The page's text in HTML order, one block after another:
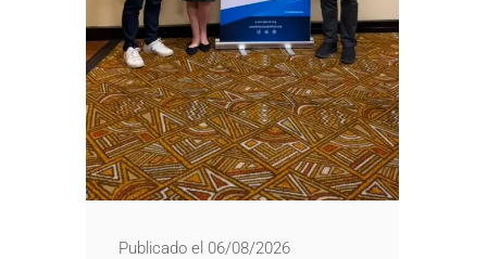
Publicado el 06/08/2026